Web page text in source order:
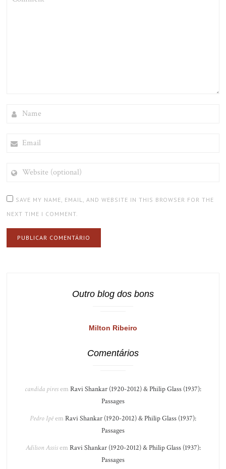
(OPTIONAL)
SAVE MY NAME, EMAIL, AND WEBSITE IN THIS BROWSER FOR THE
NEXT TIME I COMMENT.
Outro blog dos bons
Milton Ribeiro
Comentários
candida piresem Ravi Shankar (1920-2012) & Philip Glass (1937):
Passages
Pedro Ipêem Ravi Shankar (1920-2012) & Philip Glass (1937):
Passages
Adilson Assisem Ravi Shankar (1920-2012) & Philip Glass (1937):
Passages